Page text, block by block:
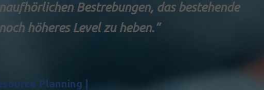
Bestrebungen, das bestehende
höheres Level zu heben.”
Planning |